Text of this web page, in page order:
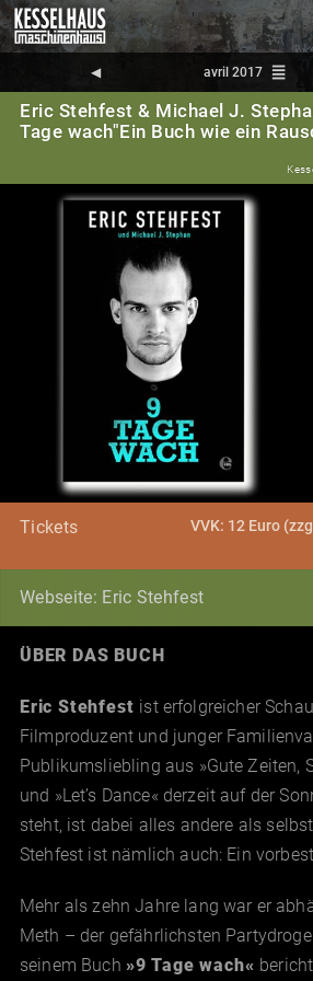
◀︎ avril 2017 reorder
Eric Stehfest & Michael J.
Tage wach"Ein Buch wie ein
Tickets VVK: 12 Euro
Webseite: Eric Stehfest
ÜBER DAS BUCH
Eric Stehfest ist erfolgreicher
Filmproduzent und junger
Publikumsliebling aus »Gute Zeiten,
und »Let’s Dance« derzeit auf der
steht, ist dabei alles andere als
Stehfest ist nämlich auch: Ein
Mehr als zehn Jahre lang war er
Meth – der gefährlichsten
seinem Buch »9 Tage wach«